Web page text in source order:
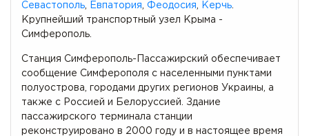
Севастополь
Евпатория Феодосия Керчь
Крупнейший транспортный узел Крыма -
Симферополь.
Станция Симферополь-Пассажирский обеспечивает
сообщение Симферополя с населенными пунктами
полуострова, городами других регионов Украины, а
также с Россией и Белоруссией. Здание
пассажирского терминала станции
реконструировано в 2000 году и в настоящее время